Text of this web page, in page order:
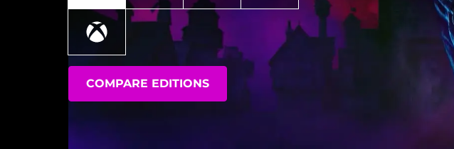
COMPARE EDITIONS